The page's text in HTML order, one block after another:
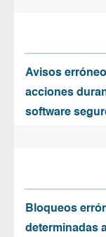
Avisos
acciones
software
Bloqueos
determinadas